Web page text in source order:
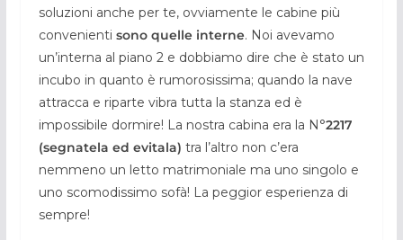
soluzioni anche per te, ovviamente le cabine più
convenienti sono quelle interne. Noi avevamo
un’interna al piano 2 e dobbiamo dire che è stato un
incubo in quanto è rumorosissima; quando la nave
attracca e riparte vibra tutta la stanza ed è
impossibile dormire! La nostra cabina era la N°2217
(segnatela ed evitala) tra l’altro non c’era
nemmeno un letto matrimoniale ma uno singolo e
uno scomodissimo sofà! La peggior esperienza di
sempre!